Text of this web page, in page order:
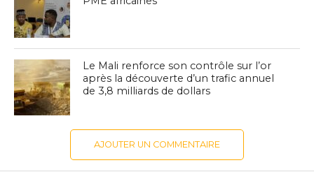
Le Mali renforce son contrôle sur l’or
après la découverte d’un trafic annuel
de 3,8 milliards de dollars
AJOUTER UN COMMENTAIRE